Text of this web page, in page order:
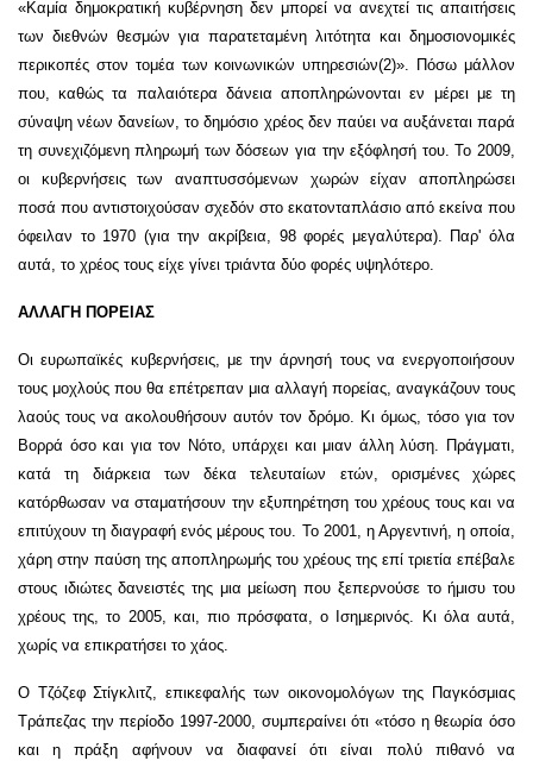
«Καμία δημοκρατική κυβέρνηση δεν μπορεί να ανεχτεί τις απαιτήσεις
των διεθνών θεσμών για παρατεταμένη λιτότητα και δημοσιονομικές
περικοπές στον τομέα των κοινωνικών υπηρεσιών(2)». Πόσω μάλλον
που, καθώς τα παλαιότερα δάνεια αποπληρώνονται εν μέρει με τη
σύναψη νέων δανείων, το δημόσιο χρέος δεν παύει να αυξάνεται παρά
τη συνεχιζόμενη πληρωμή των δόσεων για την εξόφλησή του. Το 2009,
οι κυβερνήσεις των αναπτυσσόμενων χωρών είχαν αποπληρώσει
ποσά που αντιστοιχούσαν σχεδόν στο εκατονταπλάσιο από εκείνα που
όφειλαν το 1970 (για την ακρίβεια, 98 φορές μεγαλύτερα). Παρ' όλα
αυτά, το χρέος τους είχε γίνει τριάντα δύο φορές υψηλότερο.
ΑΛΛΑΓΗ ΠΟΡΕΙΑΣ
Οι ευρωπαϊκές κυβερνήσεις, με την άρνησή τους να ενεργοποιήσουν
τους μοχλούς που θα επέτρεπαν μια αλλαγή πορείας, αναγκάζουν τους
λαούς τους να ακολουθήσουν αυτόν τον δρόμο. Κι όμως, τόσο για τον
Βορρά όσο και για τον Νότο, υπάρχει και μιαν άλλη λύση. Πράγματι,
κατά τη διάρκεια των δέκα τελευταίων ετών, ορισμένες χώρες
κατόρθωσαν να σταματήσουν την εξυπηρέτηση του χρέους τους και να
επιτύχουν τη διαγραφή ενός μέρους του. Το 2001, η Αργεντινή, η οποία,
χάρη στην παύση της αποπληρωμής του χρέους της επί τριετία επέβαλε
στους ιδιώτες δανειστές της μια μείωση που ξεπερνούσε το ήμισυ του
χρέους της, το 2005, και, πιο πρόσφατα, ο Ισημερινός. Κι όλα αυτά,
χωρίς να επικρατήσει το χάος.
Ο Τζόζεφ Στίγκλιτζ, επικεφαλής των οικονομολόγων της Παγκόσμιας
Τράπεζας την περίοδο 1997-2000, συμπεραίνει ότι «τόσο η θεωρία όσο
και η πράξη αφήνουν να διαφανεί ότι είναι πολύ πιθανό να